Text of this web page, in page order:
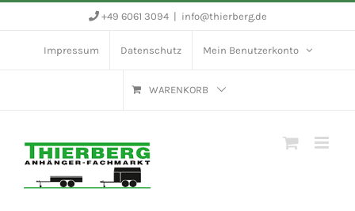
springen
+49 6061 3094 info@thierberg.de
Impressum Datenschutz Mein Benutzerkonto
WARENKORB